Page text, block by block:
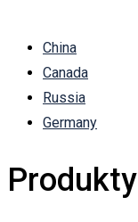
China
Canada
Russia
Germany
Produkty